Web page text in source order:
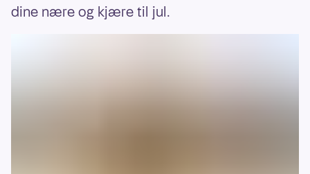
dine nære og kjære til jul.